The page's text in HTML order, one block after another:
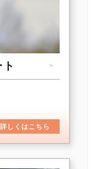
＞
詳しくはこちら